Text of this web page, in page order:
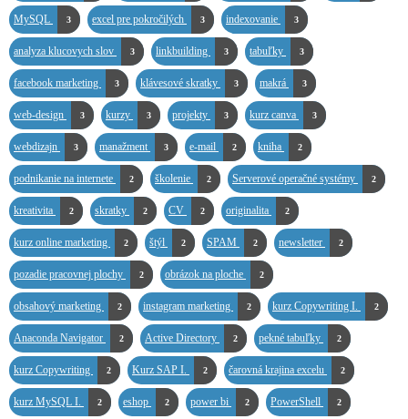
MySQL 3 excel pre pokročilých 3 indexovanie 3
analyza klucovych slov 3 linkbuilding 3 tabuľky 3
facebook marketing 3 klávesové skratky 3 makrá 3
web-design 3 kurzy 3 projekty 3 kurz canva 3
webdizajn 3 manažment 3 e-mail 2 kniha 2
podnikanie na internete 2 školenie 2 Serverové operačné systémy 2
kreativita 2 skratky 2 CV 2 originalita 2
kurz online marketing 2 štýl 2 SPAM 2 newsletter 2
pozadie pracovnej plochy 2 obrázok na ploche 2
obsahový marketing 2 instagram marketing 2 kurz Copywriting I. 2
Anaconda Navigator 2 Active Directory 2 pekné tabuľky 2
kurz Copywriting 2 Kurz SAP I. 2 čarovná krajina excelu 2
kurz MySQL I. 2 eshop 2 power bi 2 PowerShell 2